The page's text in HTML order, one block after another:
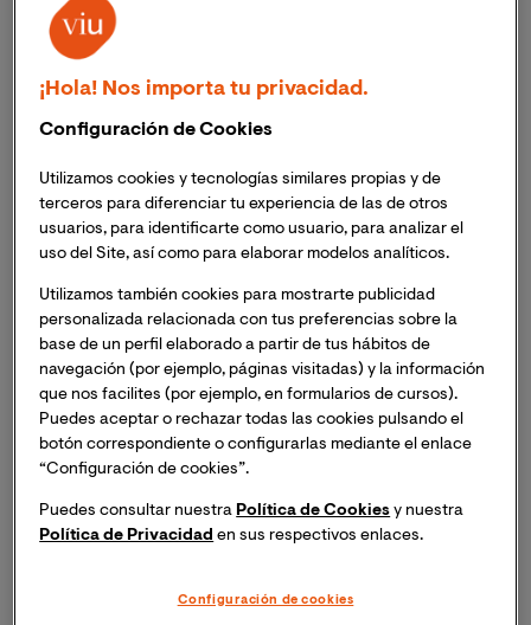
¿Qué son los juegos MMORPG?
Los juegos MMORPG son juegos de rol multijugador
playing Games) que cogen la jugabilidad del rol clásico
–no faltan los avatares, habilidades, niveles y
experiencia– y la ambientan enmundos virtualesa los
que se conectan miles de personas a la vez.
Elmundo persistentede los MMORPG, en el que todo
sigue su curso tras haber cerrado la ventana del juego,
los convierte en universos alternativos con vida propia.
Éstos crecen en tamaño y contenido a lo largo del
tiempo para que los jugadores siempre tengan algo que
hacer. El nuevo género llegó a cambiar la forma de
encontrarnos con multitud de modelos e infinidad de
En este artículo repasaremos cuáles existen, así como
¡Hola! Nos importa tu privacidad.
Configuración de Cookies
Utilizamos cookies y tecnologías similares propias y de
terceros para diferenciar tu experiencia de las de otros
usuarios, para identificarte como usuario, para analizar el
uso del Site, así como para elaborar modelos analíticos.
Utilizamos también cookies para mostrarte publicidad
personalizada relacionada con tus preferencias sobre la
base de un perfil elaborado a partir de tus hábitos de
navegación (por ejemplo, páginas visitadas) y la información
que nos facilites (por ejemplo, en formularios de cursos).
Puedes aceptar o rechazar todas las cookies pulsando el
botón correspondiente o configurarlas mediante el enlace
“Configuración de cookies”.
Puedes consultar nuestra Política de Cookies y nuestra
Política de Privacidad en sus respectivos enlaces.
Configuración de cookies